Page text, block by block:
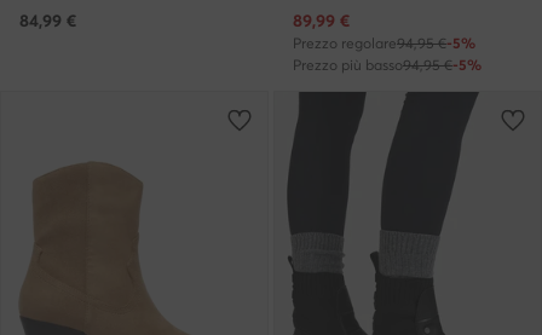
84,99 € Prezzo attuale
89,99 €
Prezzo regolare94,95 €-5%
Prezzo più basso94,95 €-5%